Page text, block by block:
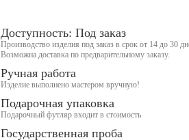
Доступность: Под заказ
Производство изделия под заказ в срок от 14 до 30
Возможна доставка по предварительному заказу.
Ручная работа
Изделие выполнено мастером вручную!
Подарочная упаковка
Подарочный футляр входит в стоимость
Государственная проба